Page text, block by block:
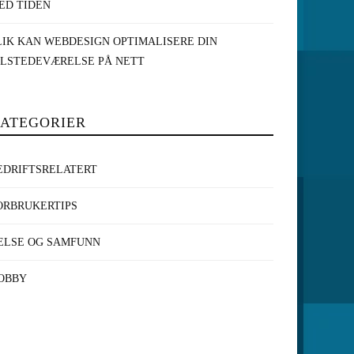
TIDEN
KAN WEBDESIGN OPTIMALISERE DIN
PÅ NETT
OG SAMFUNN